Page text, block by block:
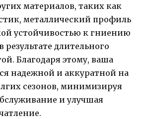
материалов, таких как
металлический профиль
устойчивостью к гниению
длительного
Благодаря этому, ваша
надежной и аккуратной на
сезонов, минимизируя
и улучшая